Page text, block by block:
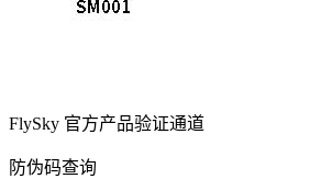
FlySky 官方产品验证通道
防伪码查询